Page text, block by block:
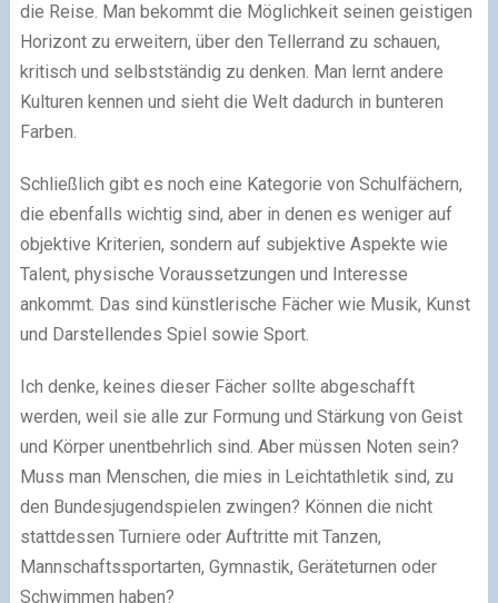
die Reise. Man bekommt die Möglichkeit seinen geistigen
Horizont zu erweitern, über den Tellerrand zu schauen,
kritisch und selbstständig zu denken. Man lernt andere
Kulturen kennen und sieht die Welt dadurch in bunteren
Farben.
Schließlich gibt es noch eine Kategorie von Schulfächern,
die ebenfalls wichtig sind, aber in denen es weniger auf
objektive Kriterien, sondern auf subjektive Aspekte wie
Talent, physische Voraussetzungen und Interesse
ankommt. Das sind künstlerische Fächer wie Musik, Kunst
und Darstellendes Spiel sowie Sport.
Ich denke, keines dieser Fächer sollte abgeschafft
werden, weil sie alle zur Formung und Stärkung von Geist
und Körper unentbehrlich sind. Aber müssen Noten sein?
Muss man Menschen, die mies in Leichtathletik sind, zu
den Bundesjugendspielen zwingen? Können die nicht
stattdessen Turniere oder Auftritte mit Tanzen,
Mannschaftssportarten, Gymnastik, Geräteturnen oder
Schwimmen haben?